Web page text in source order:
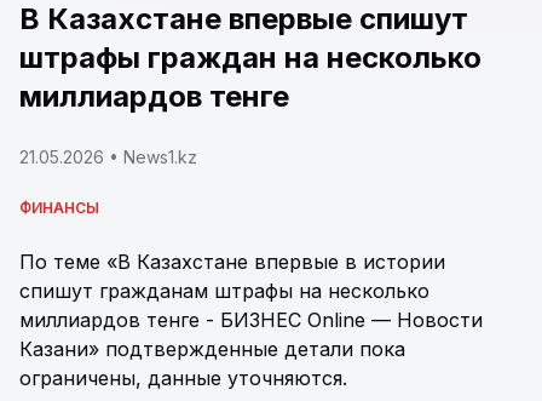
В Казахстане впервые спишут
штрафы граждан на несколько
миллиардов тенге
21.05.2026 • News1.kz
ФИНАНСЫ
По теме «В Казахстане впервые в истории
спишут гражданам штрафы на несколько
миллиардов тенге - БИЗНЕС Online — Новости
Казани» подтвержденные детали пока
ограничены, данные уточняются.